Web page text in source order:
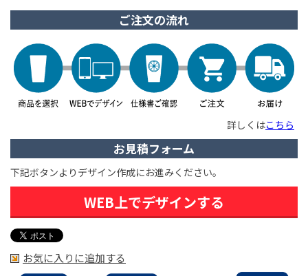
ご注文の流れ
詳しくはこちら
お見積フォーム
下記ボタンよりデザイン作成にお進みください。
WEB上でデザインする
お気に入りに追加する